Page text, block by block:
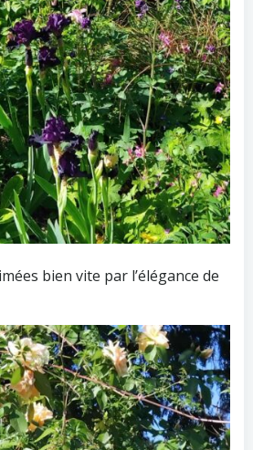
bien vite par l’élégance de